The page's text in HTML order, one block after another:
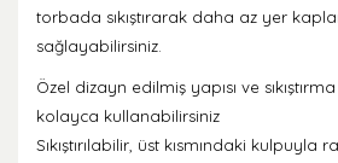
torbada sıkıştırarak daha az yer
sağlayabilirsiniz.
Özel dizayn edilmiş yapısı ve
kolayca kullanabilirsiniz
Sıkıştırılabilir, üst kısmındaki kulpuyla